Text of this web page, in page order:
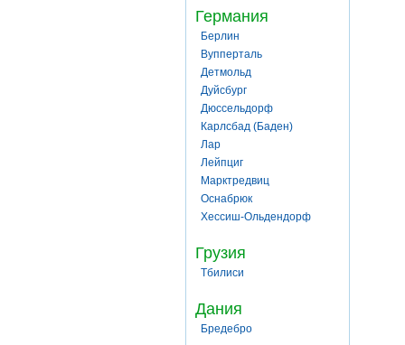
Германия
Берлин
Вупперталь
Детмольд
Дуйсбург
Дюссельдорф
Карлсбад (Баден)
Лар
Лейпциг
Марктредвиц
Оснабрюк
Хессиш-Ольдендорф
Грузия
Тбилиси
Дания
Бредебро